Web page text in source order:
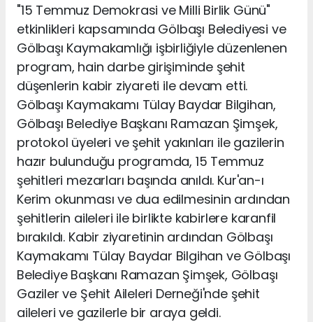
"15 Temmuz Demokrasi ve Milli Birlik Günü"
etkinlikleri kapsamında Gölbaşı Belediyesi ve
Gölbaşı Kaymakamlığı işbirliğiyle düzenlenen
program, hain darbe girişiminde şehit
düşenlerin kabir ziyareti ile devam etti.
Gölbaşı Kaymakamı Tülay Baydar Bilgihan,
Gölbaşı Belediye Başkanı Ramazan Şimşek,
protokol üyeleri ve şehit yakınları ile gazilerin
hazır bulunduğu programda, 15 Temmuz
şehitleri mezarları başında anıldı. Kur'an-ı
Kerim okunması ve dua edilmesinin ardından
şehitlerin aileleri ile birlikte kabirlere karanfil
bırakıldı. Kabir ziyaretinin ardından Gölbaşı
Kaymakamı Tülay Baydar Bilgihan ve Gölbaşı
Belediye Başkanı Ramazan Şimşek, Gölbaşı
Gaziler ve Şehit Aileleri Derneği'nde şehit
aileleri ve gazilerle bir araya geldi.